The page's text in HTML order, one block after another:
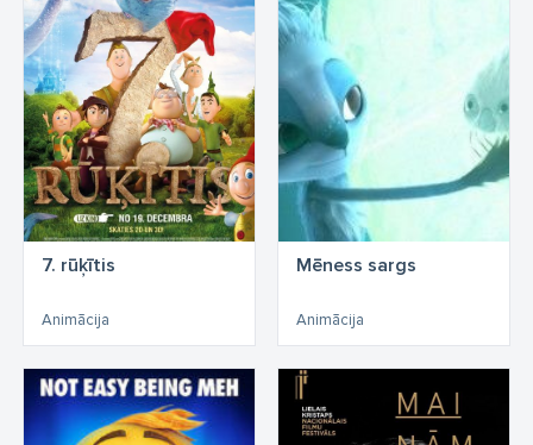
7. rūķītis
Animācija
Mēness sargs
Animācija